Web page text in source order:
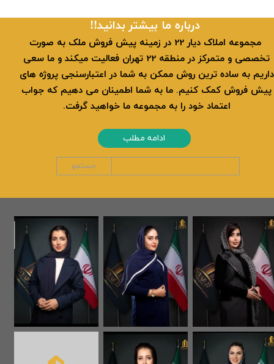
​​درباره ما بیشتر بدانید!!
​ مجموعه املاک دیار 22 در زمینه پیش فروش ملک به صورت
تخصصی و متمرکز در منطقه 22 تهران فعالیت میکند و ما سعی
داریم به ساده ترین روش ممکن به شما در اعتبارسنجی پروژه های
پیش فروش کمک کنیم. ما به شما اطمینان می دهیم که جواب
اعتماد خود را به مجموعه ما خواهید گرفت.
ادامه مطلب
جستجو